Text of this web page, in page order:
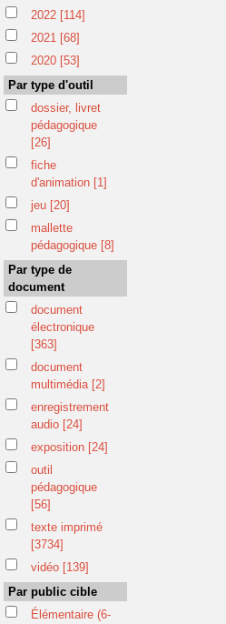
2022 [114]
2021 [68]
2020 [53]
Par type d'outil
dossier, livret
pédagogique
[26]
fiche
d'animation [1]
jeu [20]
mallette
pédagogique [8]
Par type de
document
document
électronique
[363]
document
multimédia [2]
enregistrement
audio [24]
exposition [24]
outil
pédagogique
[56]
texte imprimé
[3734]
vidéo [139]
Par public cible
Élémentaire (6-